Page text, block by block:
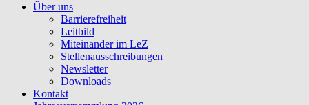
Über uns
Barrierefreiheit
Leitbild
Miteinander im LeZ
Stellenausschreibungen
Newsletter
Downloads
Kontakt